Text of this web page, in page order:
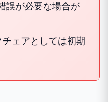
誤が必要な場合が
ェアとしては初期